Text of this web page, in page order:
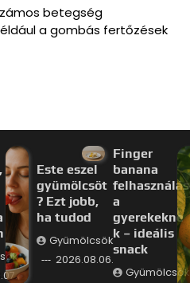
betegség
a gombás fertőzések
Este eszel
gyümölcsöt
? Ezt jobb,
ha tudod
Gyümölcsök
2026.08.06.
Finger
banana
felhasználás
a
gyerekekne
k – ideális
snack
Gyümölcsök